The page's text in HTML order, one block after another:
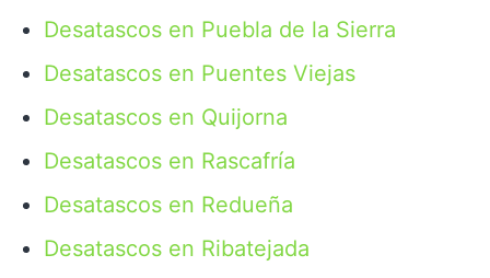
Desatascos en Puebla de la Sierra
Desatascos en Puentes Viejas
Desatascos en Quijorna
Desatascos en Rascafría
Desatascos en Redueña
Desatascos en Ribatejada